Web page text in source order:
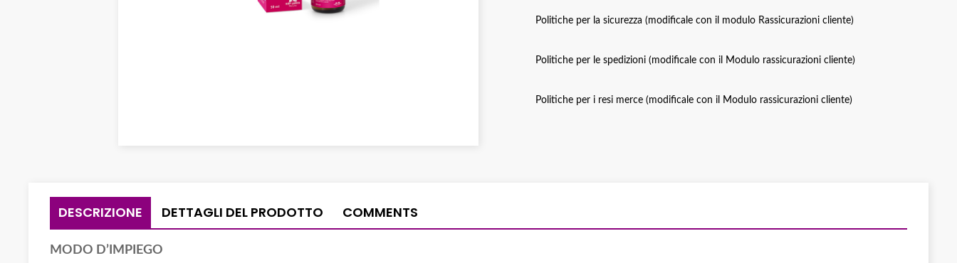
Politiche per la sicurezza (modificale con il modulo Rassicurazioni cliente)
Politiche per le spedizioni (modificale con il Modulo rassicurazioni cliente)
Politiche per i resi merce (modificale con il Modulo rassicurazioni cliente)
DESCRIZIONE DETTAGLI DEL PRODOTTO COMMENTS
MODO D’IMPIEGO